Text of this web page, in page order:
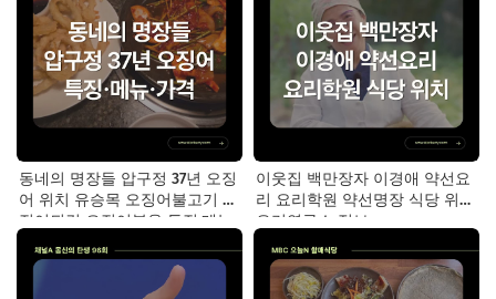
동네의 명장들 압구정 37년 오징
어 위치 유승목 오징어불고기 오
징어튀김 오징어볶음 특징·메뉴·
이웃집 백만장자 이경애 약선요
리 요리학원 약선명장 식당 위치
요리연구소 정보